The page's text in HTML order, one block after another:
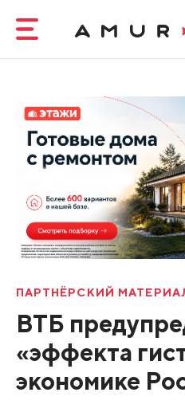
ПАРТНЁРСКИЙ
ВТБ
«эффекта
экономике